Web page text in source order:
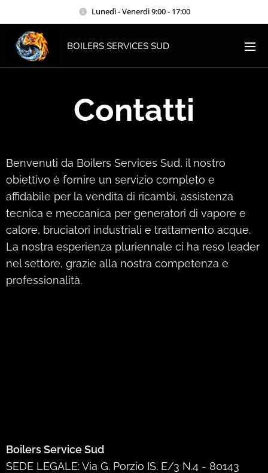
Lunedì - Venerdì 9:00 - 17:00
BOILERS SERVICES SUD
Contatti
Benvenuti da Boilers Services Sud, il nostro
obiettivo è fornire un servizio completo e
affidabile per la vendita di ricambi, assistenza
tecnica e meccanica per generatori di vapore e
calore, bruciatori industriali e trattamento acque.
La nostra esperienza pluriennale ci ha reso leader
nel settore, grazie alla nostra competenza e
professionalità.
Boilers Service Sud
SEDE LEGALE: Via G. Porzio IS. E/3 N.4 - 80143